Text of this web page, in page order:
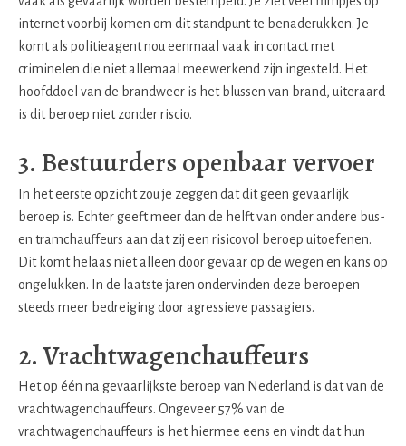
internet voorbij komen om dit standpunt te benaderukken. Je
komt als politieagent nou eenmaal vaak in contact met
criminelen die niet allemaal meewerkend zijn ingesteld. Het
hoofddoel van de brandweer is het blussen van brand, uiteraard
is dit beroep niet zonder riscio.
3. Bestuurders openbaar vervoer
In het eerste opzicht zou je zeggen dat dit geen gevaarlijk
beroep is. Echter geeft meer dan de helft van onder andere bus-
en tramchauffeurs aan dat zij een risicovol beroep uitoefenen.
Dit komt helaas niet alleen door gevaar op de wegen en kans op
ongelukken. In de laatste jaren ondervinden deze beroepen
steeds meer bedreiging door agressieve passagiers.
2. Vrachtwagenchauffeurs
Het op één na gevaarlijkste beroep van Nederland is dat van de
vrachtwagenchauffeurs. Ongeveer 57% van de
vrachtwagenchauffeurs is het hiermee eens en vindt dat hun